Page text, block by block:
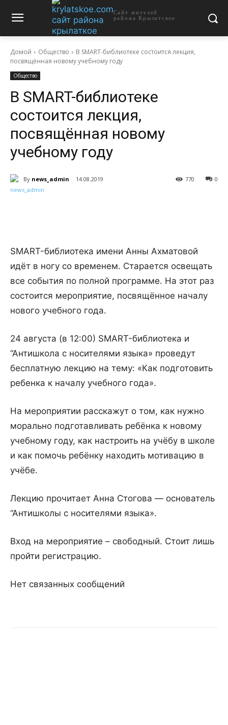
Сайт жителей
района Крылатское
Домой Общество
В SMART-библиотеке состоится лекция,
посвящённая новому учебному году
Общество
В SMART-библиотеке
состоится лекция,
посвящённая новому
учебному году
By news_admin 14.08.2019 0
770
SMART-библиотека имени Анны Ахматовой
идёт в ногу со временем. Старается освещать
все cобытия по полной программе. На этот раз
состоится мероприятие, посвящённое началу
нового учебного года.
24 августа (в 12:00) SMART-библиотека и
“Антишкола с носителями языка» проведут
бесплатную лекцию на тему: «Как подготовить
ребенка к началу учебного года».
На мероприятии расскажут о том, как нужно
морально подготавливать ребёнка к новому
учебному году, как настроить на учёбу в школе
и как помочь ребёнку находить мотивацию в
учёбе.
Лекцию прочитает Анна Стогова — основатель
“Антишколы с носителями языка».
Вход на мероприятие – свободный. Стоит лишь
пройти регистрацию.
Нет связанных сообщений